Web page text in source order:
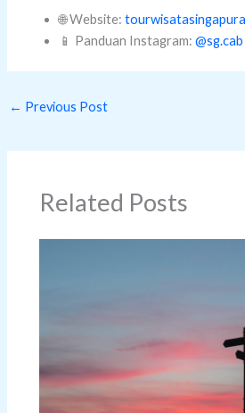
🌐 Website:
📱 Panduan Instagram:@sg.cab
← Previous Post
Related Posts